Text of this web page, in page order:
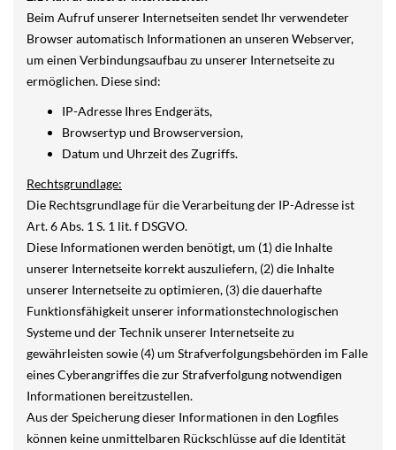
Beim Aufruf unserer Internetseiten sendet Ihr verwendeter
Browser automatisch Informationen an unseren Webserver,
um einen Verbindungsaufbau zu unserer Internetseite zu
ermöglichen. Diese sind:
IP-Adresse Ihres Endgeräts,
Browsertyp und Browserversion,
Datum und Uhrzeit des Zugriffs.
Rechtsgrundlage:
Die Rechtsgrundlage für die Verarbeitung der IP-Adresse ist
Art. 6 Abs. 1 S. 1 lit. f DSGVO.
Diese Informationen werden benötigt, um (1) die Inhalte
unserer Internetseite korrekt auszuliefern, (2) die Inhalte
unserer Internetseite zu optimieren, (3) die dauerhafte
Funktionsfähigkeit unserer informationstechnologischen
Systeme und der Technik unserer Internetseite zu
gewährleisten sowie (4) um Strafverfolgungsbehörden im Falle
eines Cyberangriffes die zur Strafverfolgung notwendigen
Informationen bereitzustellen.
Aus der Speicherung dieser Informationen in den Logfiles
können keine unmittelbaren Rückschlüsse auf die Identität